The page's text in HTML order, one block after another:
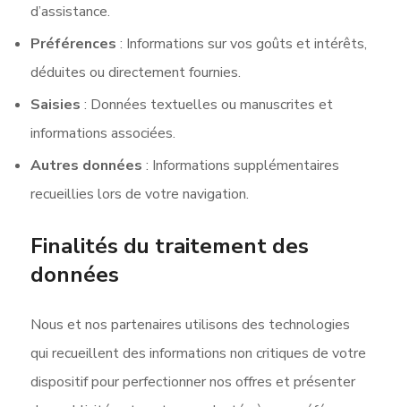
d’assistance.
Préférences : Informations sur vos goûts et intérêts,
déduites ou directement fournies.
Saisies : Données textuelles ou manuscrites et
informations associées.
Autres données : Informations supplémentaires
recueillies lors de votre navigation.
Finalités du traitement des
données
Nous et nos partenaires utilisons des technologies
qui recueillent des informations non critiques de votre
dispositif pour perfectionner nos offres et présenter